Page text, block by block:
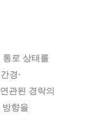
로 상태를
경·
관된 경락의
향을